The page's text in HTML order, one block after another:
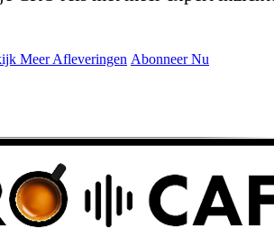
Meer Afleveringen Abonneer Nu